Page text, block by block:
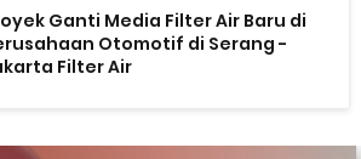
Ganti Media Filter Air Baru di
Otomotif di Serang -
Filter Air